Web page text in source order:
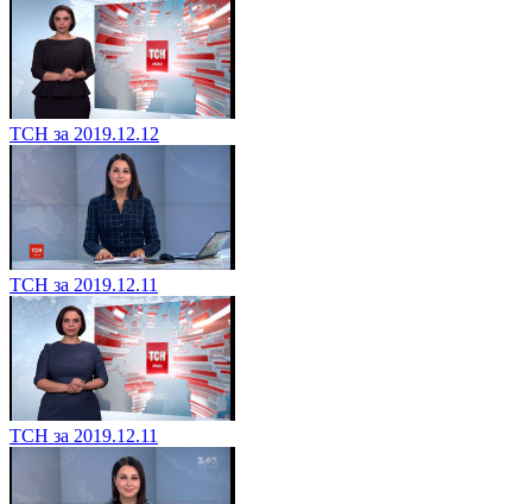
ТСН за 2019.12.12
ТСН за 2019.12.11
ТСН за 2019.12.11